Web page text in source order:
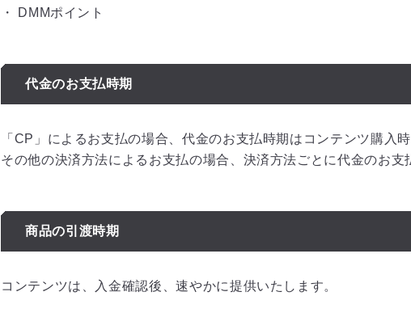
・ DMMポイント
代金のお支払時期
「CP」によるお支払の場合、代金のお支払時期はコンテンツ購入時
その他の決済方法によるお支払の場合、決済方法ごとに代金のお支
商品の引渡時期
コンテンツは、入金確認後、速やかに提供いたします。